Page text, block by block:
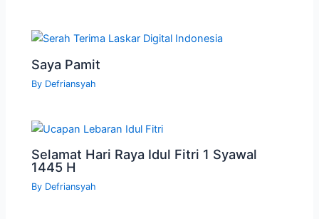
Saya Pamit
By Defriansyah
Selamat Hari Raya Idul Fitri 1 Syawal
1445 H
By Defriansyah